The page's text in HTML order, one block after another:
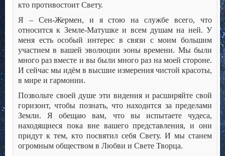
кто противостоит Свету.
Я – Сен-Жермен, и я стою на службе всего, что
относится к Земле-Матушке и всем душам на ней. У
меня есть особый интерес в связи с моим большим
участием в вашей эволюции эоны времени. Мы были
много раз вместе и вы были много раз на моей стороне.
И сейчас мы идём в высшие измерения чистой красоты,
в мире и гармонии.
Позвольте своей душе эти видения и расширяйте свой
горизонт, чтобы познать, что находится за пределами
Земли. Я обещаю вам, что вы испытаете чудеса,
находящиеся пока вне вашего представления, и они
придут к тем, кто посвятил себя Свету. И мы станем
огромным обществом в Любви и Свете Творца.